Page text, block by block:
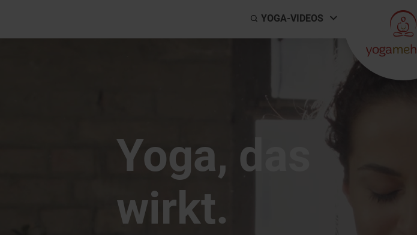
YOGA-VIDEOS
Yoga, das
wirkt.